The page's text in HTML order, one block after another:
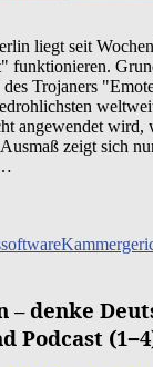
liegt seit
funk­tio­nie­ren.
Tro­ja­ners
ange­wen­det wird,
zeigt sich
– denke
Podcast